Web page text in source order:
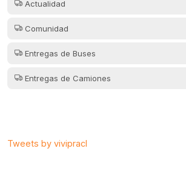
Actualidad
Comunidad
Entregas de Buses
Entregas de Camiones
Tweets by vivipracl